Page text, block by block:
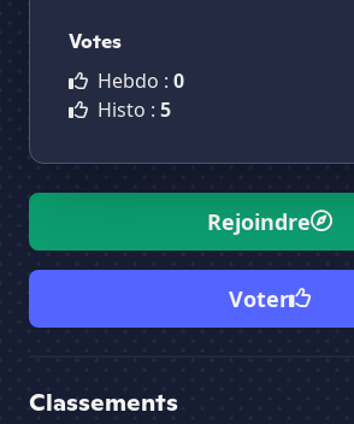
Votes
Hebdo : 0
Histo : 5
Rejoindre
Voter
Classements